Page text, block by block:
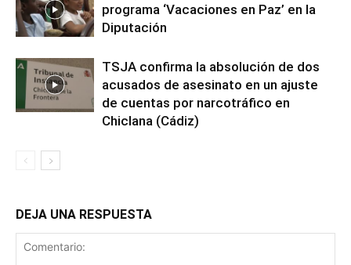
programa ‘Vacaciones en Paz’ en la
Diputación
TSJA confirma la absolución de dos
acusados de asesinato en un ajuste
de cuentas por narcotráfico en
Chiclana (Cádiz)
DEJA UNA RESPUESTA